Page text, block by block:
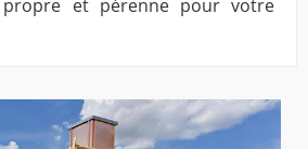
et pérenne pour votre